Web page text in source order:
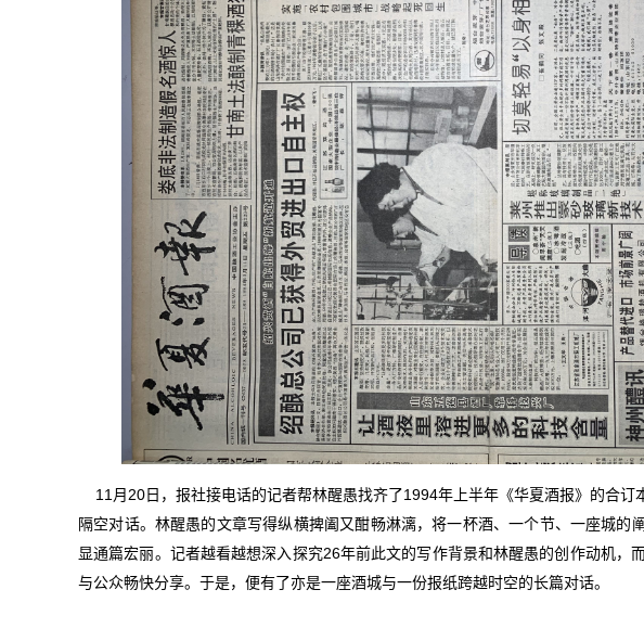
11月20日，报社接电话的记者帮林醒愚找齐了1994年上半年《华夏酒报》的合
隔空对话。林醒愚的文章写得纵横捭阖又酣畅淋漓，将一杯酒、一个节、一座城的
显通篇宏丽。记者越看越想深入探究26年前此文的写作背景和林醒愚的创作动机，
与公众畅快分享。于是，便有了亦是一座酒城与一份报纸跨越时空的长篇对话。